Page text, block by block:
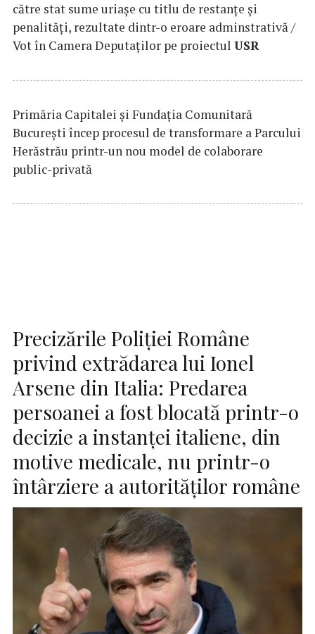
către stat sume uriaşe cu titlu de restanţe şi
penalităţi, rezultate dintr-o eroare adminstrativă /
Vot în Camera Deputaţilor pe proiectul USR
Primăria Capitalei și Fundația Comunitară
București încep procesul de transformare a Parcului
Herăstrău printr-un nou model de colaborare
public-privată
Precizările Poliţiei Române
privind extrădarea lui Ionel
Arsene din Italia: Predarea
persoanei a fost blocată printr-o
decizie a instanţei italiene, din
motive medicale, nu printr-o
întârziere a autorităţilor române